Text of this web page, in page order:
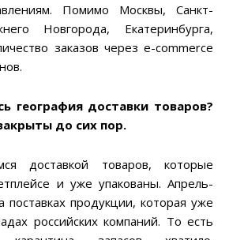
Помимо Москвы, Санкт-
Новгорода, Екатеринбурга,
заказов через e-commerce
география доставки товаров?
до сих пор.
доставкой товаров, которые
и уже упакованы. Апрель-
продукции, которая уже
российских компаний. То есть